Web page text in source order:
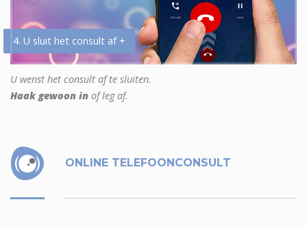
4. U sluit het consult af +
U wenst het consult af te sluiten.
Haak gewoon in of leg af.
ONLINE TELEFOONCONSULT